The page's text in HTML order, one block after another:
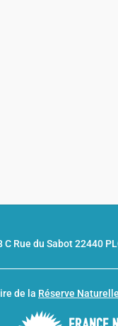
C Rue du Sabot 22440
de la Réserve